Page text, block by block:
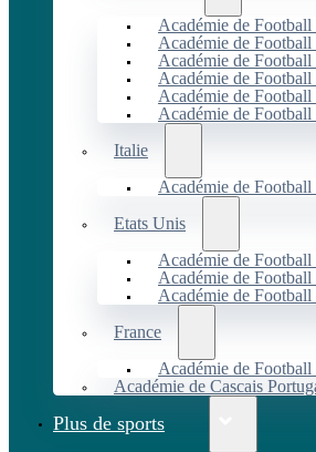
Académie de
Académie de
Académie de
Académie de
Académie de
Académie de
Italie
Académie de
Etats Unis
Académie de
Académie de
Académie de
France
Académie de
Académie de Cascais
Plus de sports